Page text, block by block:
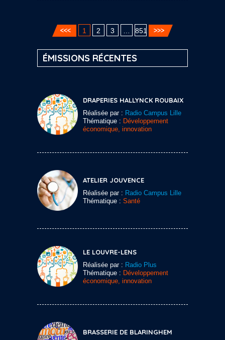
1 2 3 851
ÉMISSIONS RÉCENTES
DRAPERIES HALLYNCK ROUBAIX
Réalisée par : Radio Campus Lille
Thématique : Développement
économique, innovation
ATELIER JOUVENCE
Réalisée par : Radio Campus Lille
Thématique : Santé
LE LOUVRE-LENS
Réalisée par : Radio Plus
Thématique : Développement
économique, innovation
BRASSERIE DE BLARINGHEM